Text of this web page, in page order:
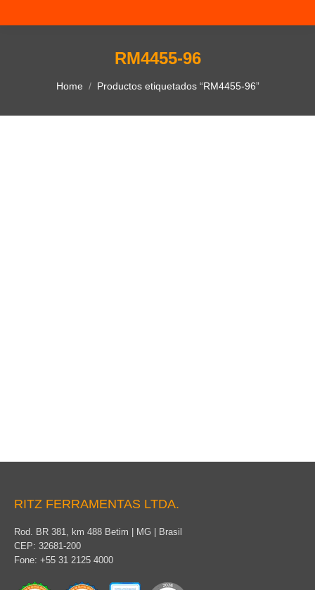
RM4455-96
You are here:
Home Productos etiquetados “RM4455-96”
RITZ FERRAMENTAS LTDA.
Rod. BR 381, km 488 Betim | MG | Brasil
CEP: 32681-200
Fone: +55 31 2125 4000